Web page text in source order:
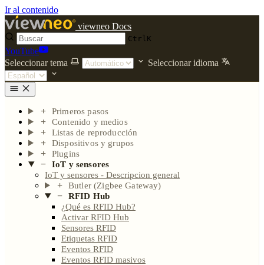
Ir al contenido
viewneo Docs
CtrlK
YouTube
Seleccionar tema
Seleccionar idioma
Primeros pasos
Contenido y medios
Listas de reproducción
Dispositivos y grupos
Plugins
IoT y sensores
IoT y sensores - Descripcion general
Butler (Zigbee Gateway)
RFID Hub
¿Qué es RFID Hub?
Activar RFID Hub
Sensores RFID
Etiquetas RFID
Eventos RFID
Eventos RFID masivos